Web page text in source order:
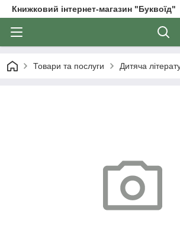
Книжковий інтернет-магазин "Буквоїд"
Товари та послуги Дитяча